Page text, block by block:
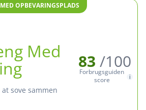
OPBEVARINGSPLADS
Med 83 /100
Forbrugsguiden
score